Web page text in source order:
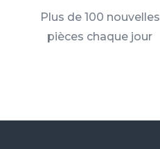
Plus de 100 nouvelles
pièces chaque jour